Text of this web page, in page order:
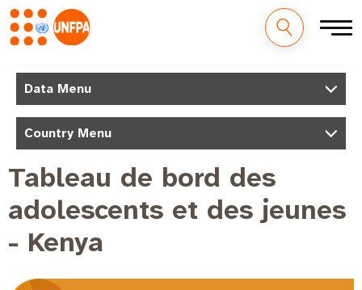
contenu
Data Menu
Country Menu
Tableau de bord des
adolescents et des jeunes
- Kenya